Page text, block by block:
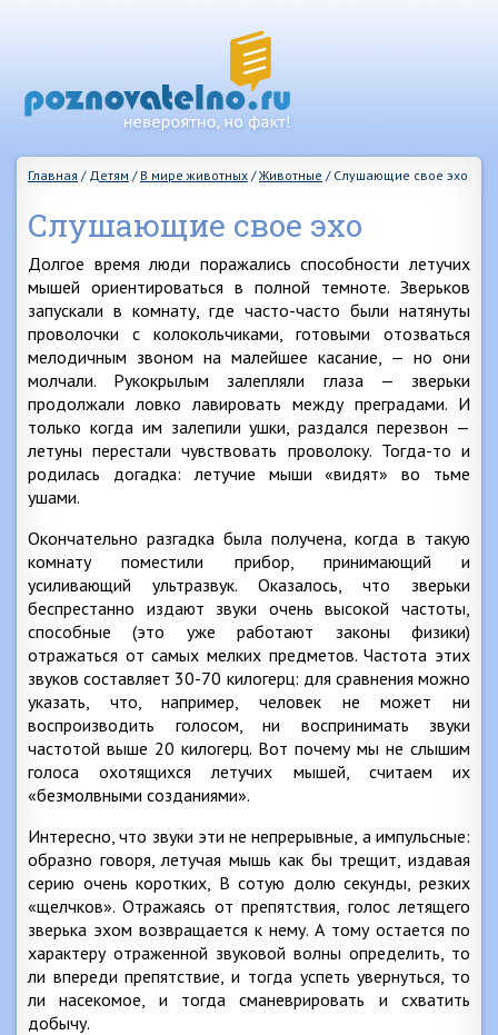
Главная / Детям / В мире животных /Животные / Слушающие свое эхо
Слушающие свое эхо
Долгое время люди поражались способности летучих
мышей ориентироваться в полной темноте. Зверьков
запускали в комнату, где часто-часто были натянуты
проволочки с колокольчиками, готовыми отозваться
мелодичным звоном на малейшее касание, — но они
молчали. Рукокрылым залепляли глаза — зверьки
продолжали ловко лавировать между преградами. И
только когда им залепили ушки, раздался перезвон —
летуны перестали чувствовать проволоку. Тогда-то и
родилась догадка: летучие мыши «видят» во тьме
ушами.
Окончательно разгадка была получена, когда в такую
комнату поместили прибор, принимающий и
усиливающий ультразвук. Оказалось, что зверьки
беспрестанно издают звуки очень высокой частоты,
способные (это уже работают законы физики)
отражаться от самых мелких предметов. Частота этих
звуков составляет 30-70 килогерц: для сравнения можно
указать, что, например, человек не может ни
воспроизводить голосом, ни воспринимать звуки
частотой выше 20 килогерц. Вот почему мы не слышим
голоса охотящихся летучих мышей, считаем их
«безмолвными созданиями».
Интересно, что звуки эти не непрерывные, а импульсные:
образно говоря, летучая мышь как бы трещит, издавая
серию очень коротких, В сотую долю секунды, резких
«щелчков». Отражаясь от препятствия, голос летящего
зверька эхом возвращается к нему. А тому остается по
характеру отраженной звуковой волны определить, то
ли впереди препятствие, и тогда успеть увернуться, то
ли насекомое, и тогда сманеврировать и схватить
добычу.